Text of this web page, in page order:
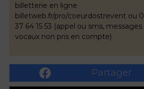
billetterie en ligne
billetweb.fr/pro/coeurdostrevent ou
37 64 15 53 (appel ou sms, messages
vocaux non pris en compte)
Partager